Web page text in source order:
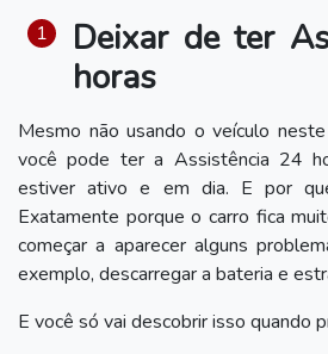
Deixar de ter
horas
Mesmo não usando o veículo
você pode ter a Assistência 24
estiver ativo e em dia. E por
Exatamente porque o carro fica
começar a aparecer alguns
exemplo, descarregar a bateria e
E você só vai descobrir isso quando